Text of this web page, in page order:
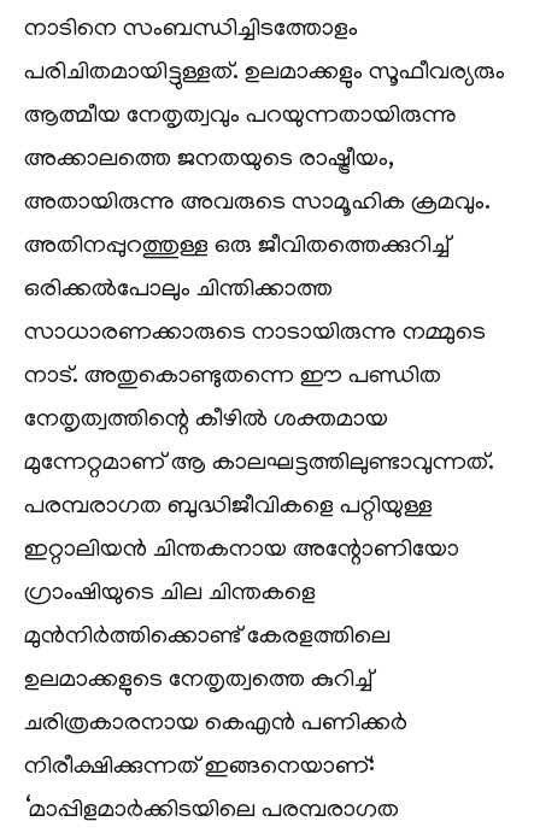
നാടിനെ സംബന്ധിച്ചിടത്തോളം
പരിചിതമായിട്ടുള്ളത്. ഉലമാക്കളും സൂഫീവര്യരും
ആത്മീയ നേതൃത്വവും പറയുന്നതായിരുന്നു
അക്കാലത്തെ ജനതയുടെ രാഷ്ട്രീയം,
അതായിരുന്നു അവരുടെ സാമൂഹിക ക്രമവും.
അതിനപ്പുറത്തുള്ള ഒരു ജീവിതത്തെക്കുറിച്ച്
ഒരിക്കൽപോലും ചിന്തിക്കാത്ത
സാധാരണക്കാരുടെ നാടായിരുന്നു നമ്മുടെ
നാട്. അതുകൊണ്ടുതന്നെ ഈ പണ്ഡിത
നേതൃത്വത്തിന്റെ കീഴിൽ ശക്തമായ
മുന്നേറ്റമാണ് ആ കാലഘട്ടത്തിലുണ്ടാവുന്നത്.
പരമ്പരാഗത ബുദ്ധിജീവികളെ പറ്റിയുള്ള
ഇറ്റാലിയൻ ചിന്തകനായ അന്റോണിയോ
ഗ്രാംഷിയുടെ ചില ചിന്തകളെ
മുൻനിർത്തിക്കൊണ്ട് കേരളത്തിലെ
ഉലമാക്കളുടെ നേതൃത്വത്തെ കുറിച്ച്
ചരിത്രകാരനായ കെഎൻ പണിക്കർ
നിരീക്ഷിക്കുന്നത് ഇങ്ങനെയാണ്:
‘മാപ്പിളമാർക്കിടയിലെ പരമ്പരാഗത